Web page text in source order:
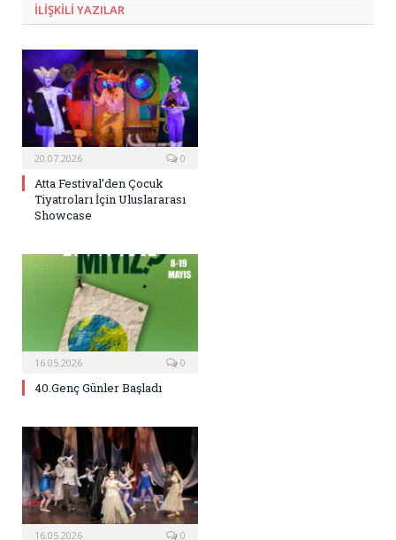
ILIŞKILI YAZILAR
20.07.2026 0
Atta Festival’den Çocuk
Tiyatroları İçin Uluslararası
Showcase
16.05.2026 0
40.Genç Günler Başladı
16.05.2026 0